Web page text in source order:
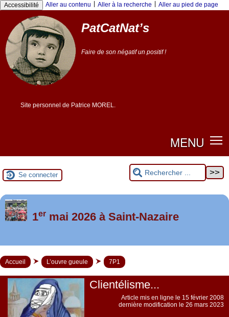
Accessibilité Aller au contenu Aller à la recherche Aller au pied de page
PatCatNat’s
Faire de son négatif un positif !
Site personnel de Patrice MOREL.
MENU
Se connecter
Foutez-nous la paix !
1ermai 2026 à Saint-Nazaire
Accueil L’ouvre gueule 7P1
Clientélisme...
Article mis en ligne le 15 février 2008
dernière modification le 26 mars 2023